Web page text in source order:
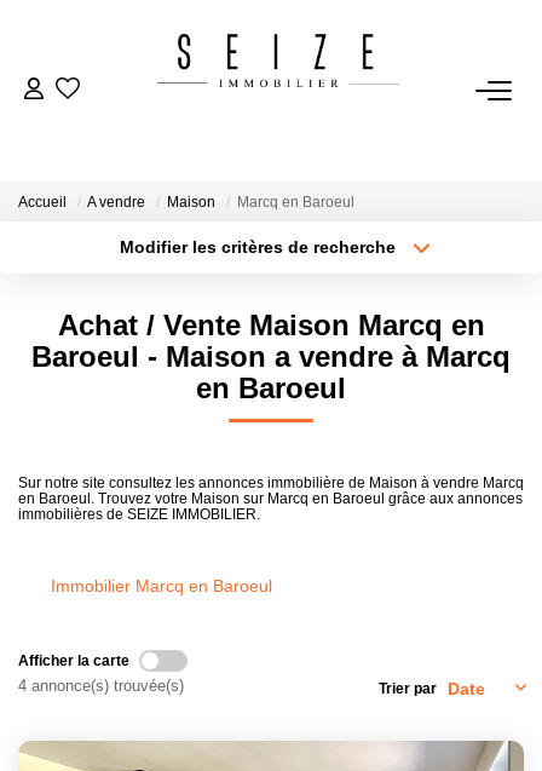
Immobilier D'entreprise
VENDRE
Estimation
BIENS VENDUS
Accueil A vendre Maison Marcq en Baroeul
Modifier les critères de recherche
Sélectionnez...
Type de bien
Surface min
Achat / Vente Maison Marcq en
Baroeul - Maison a vendre à Marcq
en Baroeul
Sur notre site consultez les annonces immobilière de Maison à vendre Marcq
en Baroeul. Trouvez votre Maison sur Marcq en Baroeul grâce aux annonces
immobilières de SEIZE IMMOBILIER.
Immobilier Marcq en Baroeul
Afficher la carte
4 annonce(s) trouvée(s) Trier par